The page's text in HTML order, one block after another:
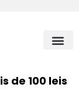
de 100 leis